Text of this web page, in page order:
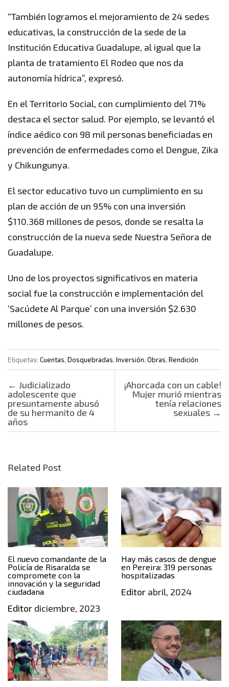
“También logramos el mejoramiento de 24 sedes
educativas, la construcción de la sede de la
Institución Educativa Guadalupe, al igual que la
planta de tratamiento El Rodeo que nos da
autonomía hídrica”, expresó.
En el Territorio Social, con cumplimiento del 71%
destaca el sector salud. Por ejemplo, se levantó el
índice aédico con 98 mil personas beneficiadas en
prevención de enfermedades como el Dengue, Zika
y Chikungunya.
El sector educativo tuvo un cumplimiento en su
plan de acción de un 95% con una inversión
$110.368 millones de pesos, donde se resalta la
construcción de la nueva sede Nuestra Señora de
Guadalupe.
Uno de los proyectos significativos en materia
social fue la construcción e implementación del
‘Sacúdete Al Parque’ con una inversión $2.630
millones de pesos.
Etiquetas: Cuentas, Dosquebradas, Inversión, Obras, Rendición
Post navigation
← Judicializado
adolescente que
presuntamente abusó
de su hermanito de 4
años
¡Ahorcada con un cable!
Mujer murió mientras
tenía relaciones
sexuales →
Related Post
El nuevo comandante de la
Policía de Risaralda se
compromete con la
innovación y la seguridad
ciudadana
Editor diciembre, 2023
Hay más casos de dengue
en Pereira: 319 personas
hospitalizadas
Editorabril, 2024